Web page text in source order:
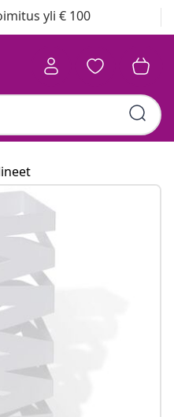
yli € 100